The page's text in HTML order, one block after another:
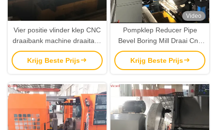
Vier positie vlinder klep CNC
draaibank machine draaitafel
speciale machine
Krijg Beste Prijs
Video
Pompklep Reducer Pipe
Bevel Boring Mill Draai Cnc
Machine Draaien Machine
Krijg Beste Prijs